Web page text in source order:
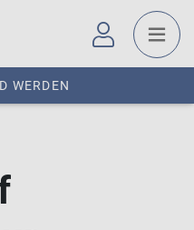
WERDEN